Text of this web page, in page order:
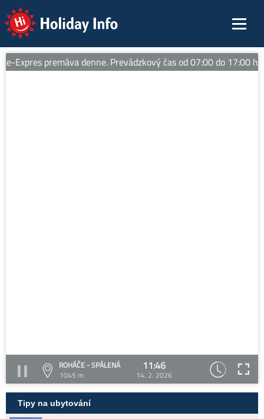
Holiday Info
Expres premáva denne. Prevádzkový čas od 07:00 do 17:00
ROHÁČE - SPÁLENÁ
1045 m
11:46
14. 2. 2026
Tipy na ubytování